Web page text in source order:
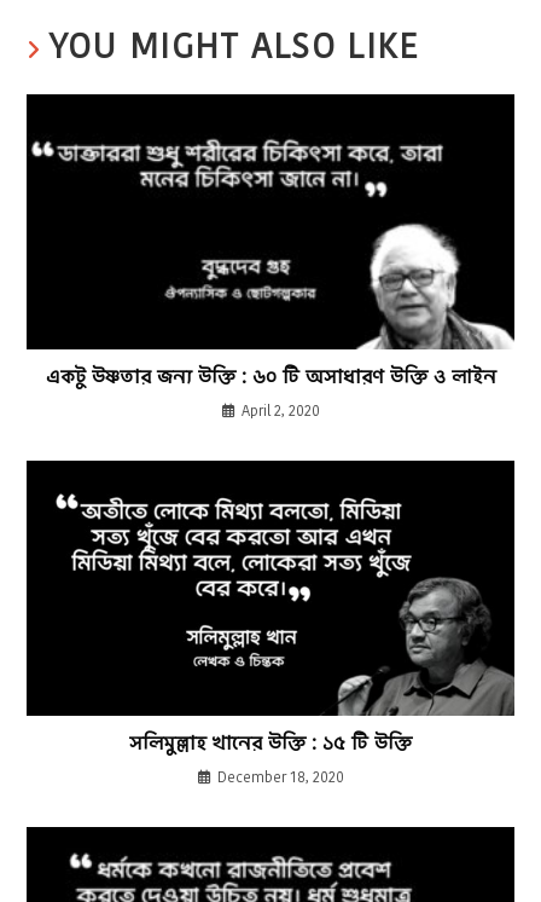
YOU MIGHT ALSO LIKE
একটু উষ্ণতার জন্য উক্তি : ৬০ টি অসাধারণ উক্তি ও লাইন
April 2, 2020
সলিমুল্লাহ খানের উক্তি : ১৫ টি উক্তি
December 18, 2020